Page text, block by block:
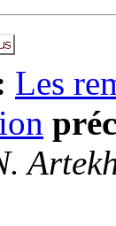
Les